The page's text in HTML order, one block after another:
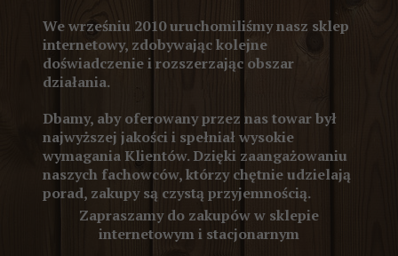
We wrześniu 2010 uruchomiliśmy nasz sklep
internetowy, zdobywając kolejne
doświadczenie i rozszerzając obszar
działania.
Dbamy, aby oferowany przez nas towar był
najwyższej jakości i spełniał wysokie
wymagania Klientów. Dzięki zaangażowaniu
naszych fachowców, którzy chętnie udzielają
porad, zakupy są czystą przyjemnością.
Zapraszamy do zakupów w sklepie
internetowym i stacjonarnym